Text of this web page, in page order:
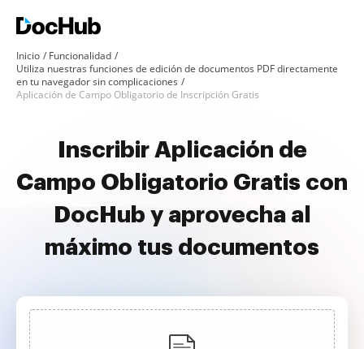
Inicio
Funcionalidad
Utiliza nuestras funciones de edición de documentos PDF directamente
en tu navegador sin complicaciones
Aplicación de Campo Obligatorio de Inscripción Gratis
Inscribir Aplicación de
Campo Obligatorio Gratis con
DocHub y aprovecha al
máximo tus documentos